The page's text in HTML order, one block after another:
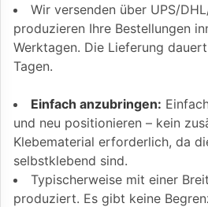
Wir versenden über UPS/
produzieren Ihre Bestellungen
Werktagen. Die Lieferung
Tagen.
Einfach anzubringen:
und neu positionieren – kein
Klebematerial erforderlich, da
selbstklebend sind.
Typischerweise mit einer
produziert. Es gibt keine